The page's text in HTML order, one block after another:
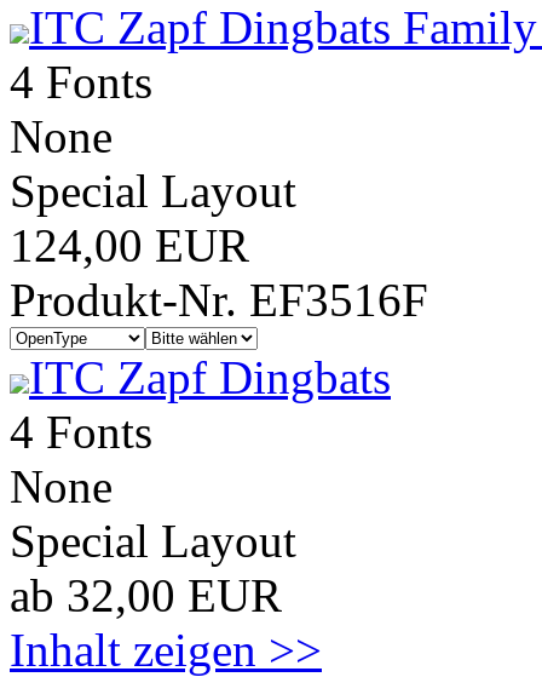
ITC Zapf Dingbats
4 Fonts
None
Special Layout
124,00 EUR
Produkt-Nr. EF3516F
ITC Zapf Dingbats
4 Fonts
None
Special Layout
ab 32,00 EUR
Inhalt zeigen >>